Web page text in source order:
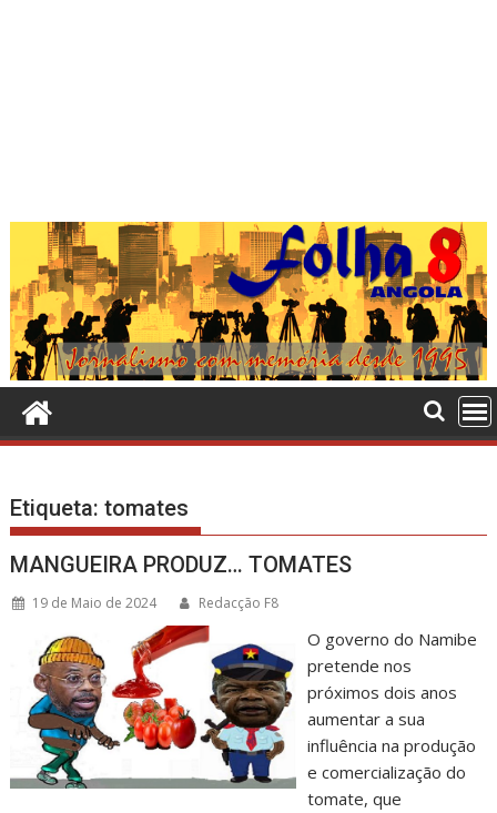
Etiqueta:tomates
MANGUEIRA PRODUZ… TOMATES
19 de Maio de 2024 Redacção F8
O governo do Namibe
pretende nos
próximos dois anos
aumentar a sua
influência na produção
e comercialização do
tomate, que